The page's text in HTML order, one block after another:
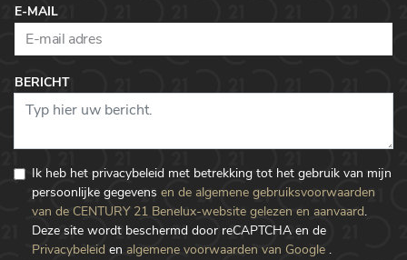
E-MAIL
BERICHT
Ik heb het privacybeleid met betrekking tot het gebruik van mijn
persoonlijke gegevens en de algemene gebruiksvoorwaarden
van de CENTURY 21 Benelux-website gelezen en aanvaard.
Deze site wordt beschermd door reCAPTCHA en de
Privacybeleid en algemene voorwaarden van Google .